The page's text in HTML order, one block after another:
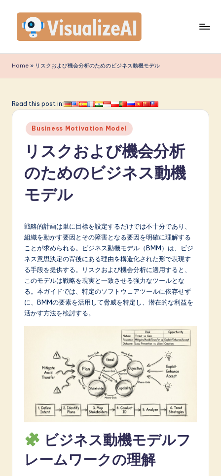
content
is
u
li
p
in
Home » リスクおよび機会分析のためのビジネス動機モデル
Read this post in:
Posted
in
Business Motivation Model
リスクおよび機会分析
のためのビジネス動機
モデル
戦略的計画は単に目標を設定するだけでは不十分であり、
組織を動かす要因とその障害となる要因を明確に理解する
ことが求められる。ビジネス動機モデル（BMM）は、ビジ
ネス意思決定の背後にある理由を構造化された形で表現す
る手段を提供する。リスクおよび機会分析に適用すると、
このモデルは戦略を現実と一致させる強力なツールとな
る。本ガイドでは、特定のソフトウェアツールに依存せず
に、BMMの要素を活用して脅威を特定し、潜在的な利益を
活かす方法を検討する。
ビジネス動機モデルフ
レームワークの理解